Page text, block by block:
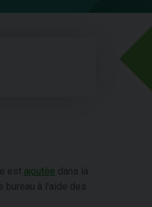
est ajoutée dans la
bureau à l'aide des